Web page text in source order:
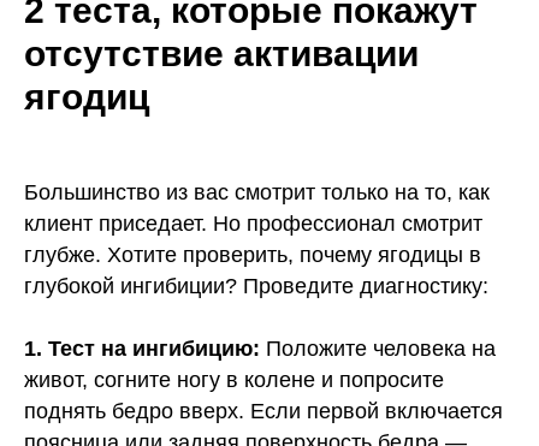
2 теста, которые покажут
отсутствие активации
ягодиц
Большинство из вас смотрит только на то, как
клиент приседает. Но профессионал смотрит
глубже. Хотите проверить, почему ягодицы в
глубокой ингибиции? Проведите диагностику:
1. Тест на ингибицию: Положите человека на
живот, согните ногу в колене и попросите
поднять бедро вверх. Если первой включается